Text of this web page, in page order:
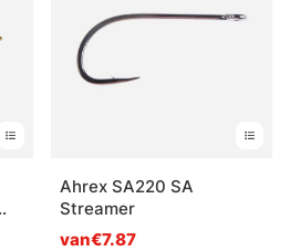
Ahrex SA220 SA
Streamer
van€7.87